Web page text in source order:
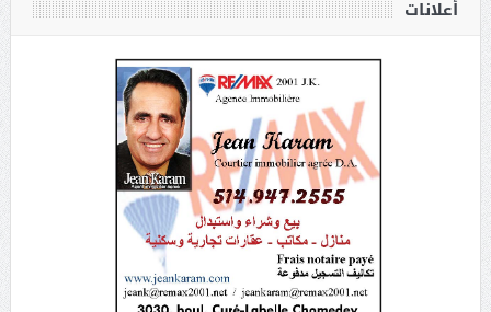
أعلانات